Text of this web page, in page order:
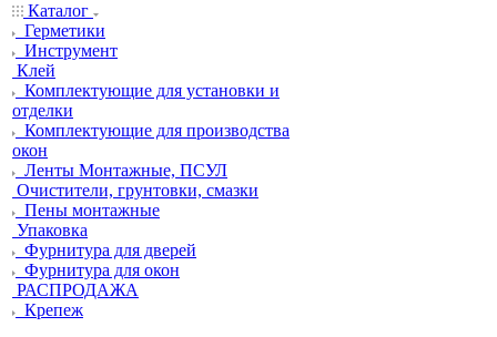
Каталог
Герметики
Инструмент
Клей
Комплектующие для установки и
отделки
Комплектующие для производства
окон
Ленты Монтажные, ПСУЛ
Очистители, грунтовки, смазки
Пены монтажные
Упаковка
Фурнитура для дверей
Фурнитура для окон
РАСПРОДАЖА
Крепеж